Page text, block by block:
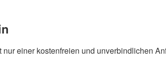
einer kostenfreien und unverbindlichen